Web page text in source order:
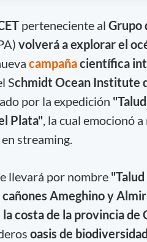
perteneciente al Grupo
volverá a explorar el
campañacientífica
Schmidt Ocean Institute
por la expedición
Plata", la cual emocionó
streaming.
llevará por nombre
Ameghino y
costa de la provincia de
oasis de biodiversidad